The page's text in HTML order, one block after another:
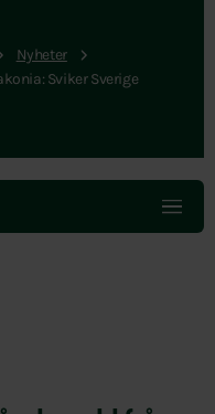
Nyheter
Sviker Sverige